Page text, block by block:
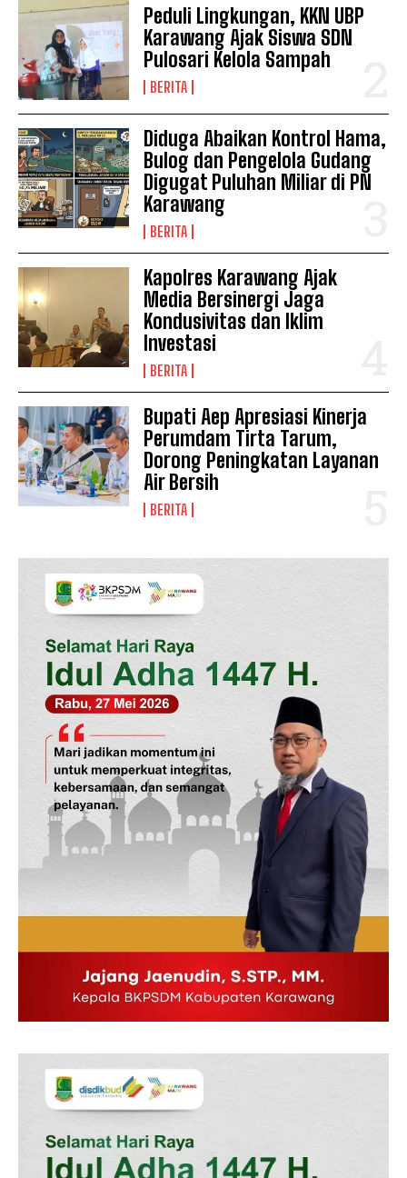
Peduli Lingkungan, KKN UBP
Karawang Ajak Siswa SDN
Pulosari Kelola Sampah
BERITA
Diduga Abaikan Kontrol Hama,
Bulog dan Pengelola Gudang
Digugat Puluhan Miliar di PN
Karawang
BERITA
Kapolres Karawang Ajak
Media Bersinergi Jaga
Kondusivitas dan Iklim
Investasi
BERITA
Bupati Aep Apresiasi Kinerja
Perumdam Tirta Tarum,
Dorong Peningkatan Layanan
Air Bersih
BERITA